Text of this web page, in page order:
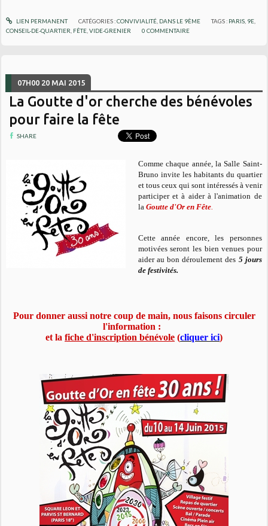
LIEN PERMANENT CATÉGORIES :CONVIVIALITÉ, DANS LE 9ÈME TAGS : PARIS, 9E,
CONSEIL-DE-QUARTIER, FÊTE,VIDE-GRENIER 0 COMMENTAIRE
07H00 20 MAI 2015
La Goutte d'or cherche des bénévoles
pour faire la fête
SHARE
Comme chaque année, la Salle Saint-
Bruno invite les habitants du quartier
et tous ceux qui sont intéressés à venir
participer et à aider à l'animation de
la Goutte d'Or en Fête.
Cette année encore, les personnes
motivées seront les bien venues pour
aider au bon déroulement des 5 jours
de festivités.
Pour donner aussi notre coup de main, nous faisons circuler
l'information :
et la fiche d'inscription bénévole (cliquer ici)